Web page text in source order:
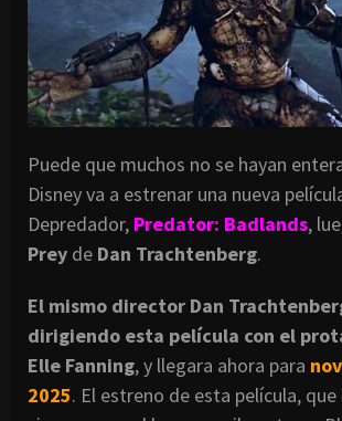
Puede que muchos no se hayan
Disney va a estrenar una nueva
Depredador, Predator: Badlands,
Prey de Dan Trachtenberg.
El mismo director Dan
dirigiendo esta película con el
Elle Fanning, y llegara ahora para
2025. El estreno de esta película,